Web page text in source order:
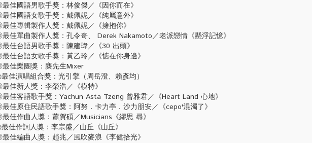
佳國語男歌手獎：林俊傑／《因你而在》
佳國語女歌手獎：戴佩妮／《純屬意外》
佳專輯製作人獎：戴佩妮／《擁抱你》
佳單曲製作人獎：孔令奇、 Derek Nakamoto／老派戀情《懸浮記憶》
佳台語男歌手獎：陳建瑋／《30 出頭》
佳台語女歌手獎：黃乙玲／《惦在你身邊》
佳樂團獎：麋先生Mixer
佳演唱組合獎：光引擎（周岳澄、賴彥均）
佳新人獎：李榮浩／《模特》
佳客語歌手獎：Yachun Asta Tzeng 曾雅君／《Heart Land 心地》
佳原住民語歌手獎：阿努．卡力亭．沙力朋安／《cepo'混濁了》
佳作曲人獎：蕭賀碩／Musicians《繆思 尋》
佳作詞人獎：李宗盛／山丘《山丘》
佳編曲人獎：趙兆／風吹麥浪《李健拾光》